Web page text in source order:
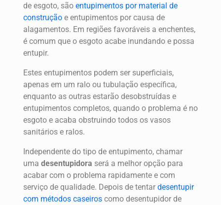
de esgoto, são entupimentos por material de
construçãoe entupimentos por causa de
alagamentos. Em regiões favoráveis a enchentes,
é comum que o esgoto acabe inundando e possa
entupir.
Estes entupimentos podem ser superficiais,
apenas em um ralo ou tubulação específica,
enquanto as outras estarão desobstruídas e
entupimentos completos, quando o problema é no
esgoto e acaba obstruindo todos os vasos
sanitários e ralos.
Independente do tipo de entupimento, chamar
uma desentupidora será a melhor opção para
acabar com o problema rapidamente e com
serviço de qualidade. Depois de tentar desentupir
com métodos caseiroscomo desentupidor de